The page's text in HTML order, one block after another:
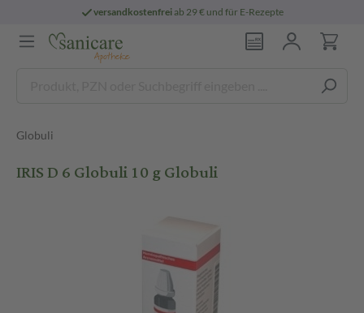
versandkostenfreiab 29 € und für E-Rezepte
Globuli
IRIS D 6 Globuli 10 g Globuli